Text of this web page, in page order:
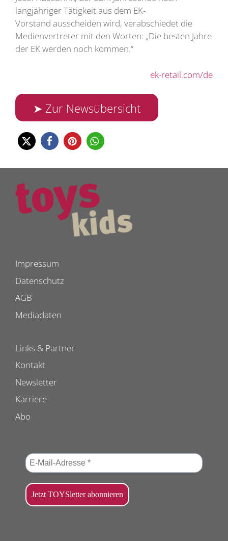
langjähriger Tätigkeit aus dem EK-
Vorstand ausscheiden wird, verabschiedet die
Medienvertreter mit den Worten: „Die besten Jahre
der EK werden noch kommen.“
ek-retail.com/de
➤ Zur Newsübersicht
Impressum
Datenschutz
AGB
Mediadaten
Links & Partner
Kontakt
Newsletter
Karriere
Abo